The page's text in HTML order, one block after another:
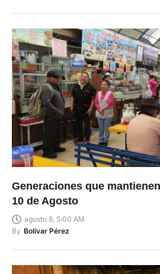
Generaciones que
10 de Agosto
agosto 8, 5:00 AM
By Bolívar Pérez